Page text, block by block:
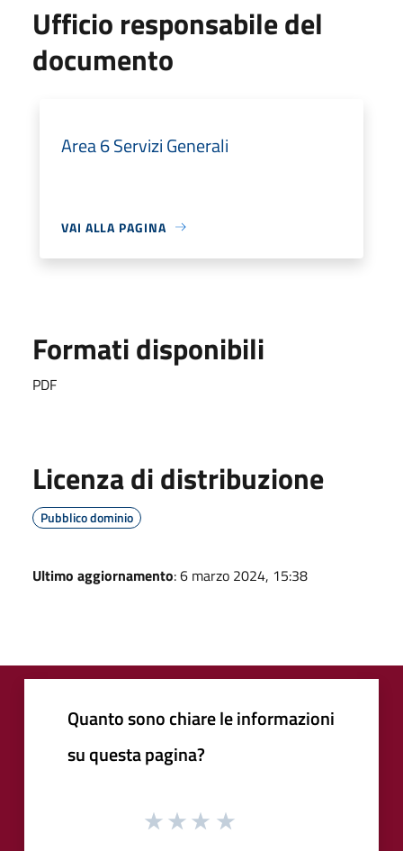
Ufficio responsabile del
documento
Area 6 Servizi Generali
VAI ALLA PAGINA
Formati disponibili
PDF
Licenza di distribuzione
Pubblico dominio
Ultimo aggiornamento: 6 marzo 2024, 15:38
Quanto sono chiare le informazioni
su questa pagina?